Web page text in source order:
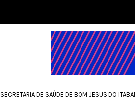
SECRETARIA DE SAÚDE DE BOM JESUS DO